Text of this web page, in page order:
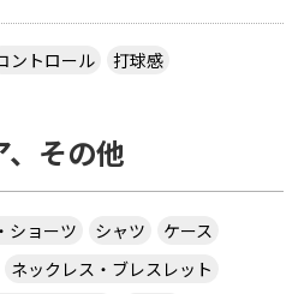
ントロール 打球感
、その他
ショーツ シャツ
ケース
ネックレス・ブレスレット